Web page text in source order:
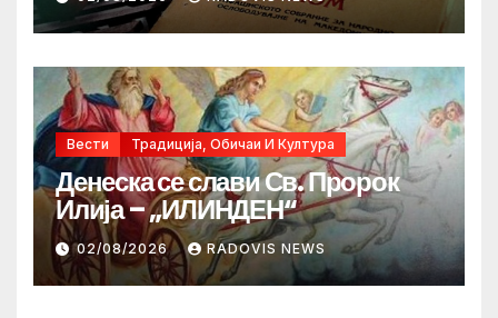
Вести Традиција, Обичаи И Култура
Денеска се слави Св. Пророк
Илија – „ИЛИНДЕН“
02/08/2026 RADOVIS NEWS